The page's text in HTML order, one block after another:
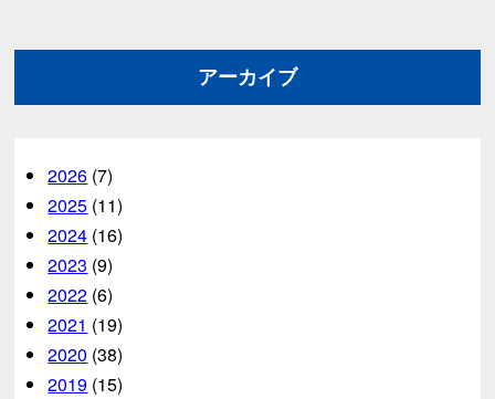
アーカイブ
2026 (7)
2025 (11)
2024 (16)
2023 (9)
2022 (6)
2021 (19)
2020 (38)
2019 (15)